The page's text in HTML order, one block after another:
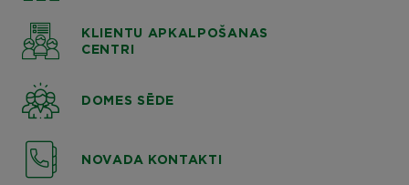
KLIENTU APKALPOŠANAS
CENTRI
DOMES SĒDE
NOVADA KONTAKTI